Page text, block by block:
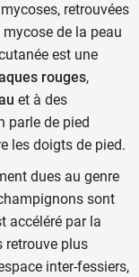
indiquée
femmes
ne
, n'utilisez
l'avis de
l'avis
retrouvées
de la peau
est une
rouges,
et à des
parle de pied
les doigts de pied.
dues au genre
sont
accéléré par la
retrouve plus
inter-fessiers,